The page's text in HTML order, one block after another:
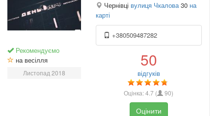
Рекомендуємо
на весілля
Листопад 2018
Чернівці вулиця Чкалова30 на
карті
+380509487282
50
відгуків
Оцінка:4.7 ( 90)
Оцінити